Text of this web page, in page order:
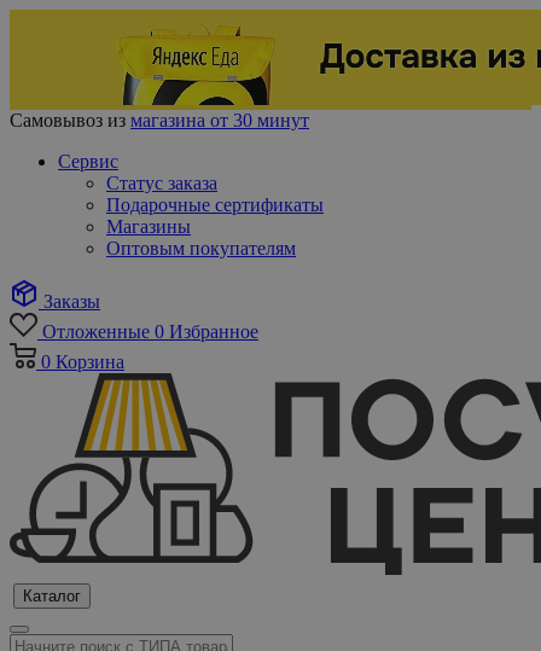
Самовывоз из магазина от 30 минут
Сервис
Статус заказа
Подарочные сертификаты
Магазины
Оптовым покупателям
Заказы
Отложенные 0 Избранное
0 Корзина
Каталог